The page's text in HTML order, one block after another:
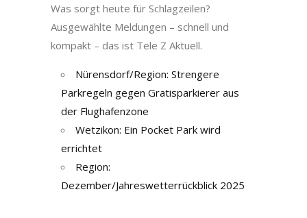
Was sorgt heute für Schlagzeilen?
Ausgewählte Meldungen – schnell und
kompakt – das ist Tele Z Aktuell.
Nürensdorf/Region: Strengere
Parkregeln gegen Gratisparkierer aus
der Flughafenzone
Wetzikon: Ein Pocket Park wird
errichtet
Region:
Dezember/Jahreswetterrückblick 2025